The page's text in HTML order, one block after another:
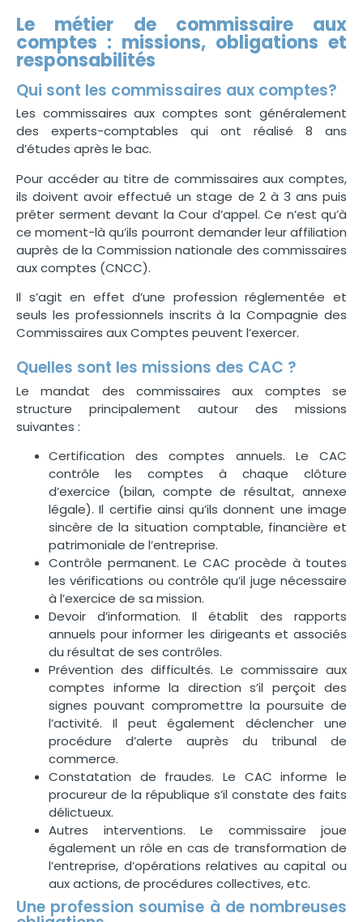
Le métier de commissaire aux
comptes : missions, obligations et
responsabilités
Qui sont les commissaires aux comptes?
Les commissaires aux comptes sont généralement
des experts-comptables qui ont réalisé 8 ans
d’études après le bac.
Pour accéder au titre de commissaires aux comptes,
ils doivent avoir effectué un stage de 2 à 3 ans puis
prêter serment devant la Cour d’appel. Ce n’est qu’à
ce moment-là qu’ils pourront demander leur affiliation
auprès de la Commission nationale des commissaires
aux comptes (CNCC).
Il s’agit en effet d’une profession réglementée et
seuls les professionnels inscrits à la Compagnie des
Commissaires aux Comptes peuvent l’exercer.
Quelles sont les missions des CAC ?
Le mandat des commissaires aux comptes se
structure principalement autour des missions
suivantes :
Certification des comptes annuels. Le CAC
contrôle les comptes à chaque clôture
d’exercice (bilan, compte de résultat, annexe
légale). Il certifie ainsi qu’ils donnent une image
sincère de la situation comptable, financière et
patrimoniale de l’entreprise.
Contrôle permanent. Le CAC procède à toutes
les vérifications ou contrôle qu’il juge nécessaire
à l’exercice de sa mission.
Devoir d’information. Il établit des rapports
annuels pour informer les dirigeants et associés
du résultat de ses contrôles.
Prévention des difficultés. Le commissaire aux
comptes informe la direction s’il perçoit des
signes pouvant compromettre la poursuite de
l’activité. Il peut également déclencher une
procédure d’alerte auprès du tribunal de
commerce.
Constatation de fraudes. Le CAC informe le
procureur de la république s’il constate des faits
délictueux.
Autres interventions. Le commissaire joue
également un rôle en cas de transformation de
l’entreprise, d’opérations relatives au capital ou
aux actions, de procédures collectives, etc.
Une profession soumise à de nombreuses